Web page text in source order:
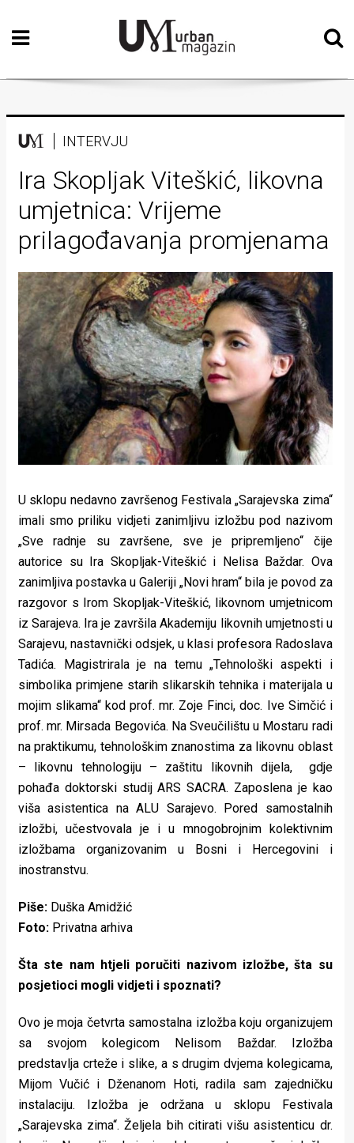
Početna
Vizualne
Teatar
Književnost
Muzika
Film
Intervju
Kolumne
Kultura
Lifestyle
Beauty
Fashion
Zdravlje
Za
stolom
Život
pokretu
Ideje
koje
rade
Urban
Places
Aktivizam
Aktuelnosti
About
Magazin
INTERVJU
Ira Skopljak Viteškić, likovna
umjetnica: Vrijeme
prilagođavanja promjenama
U sklopu nedavno završenog Festivala „Sarajevska zima“
imali smo priliku vidjeti zanimljivu izložbu pod nazivom
„Sve radnje su završene, sve je pripremljeno“ čije
autorice su Ira Skopljak-Viteškić i Nelisa Baždar. Ova
zanimljiva postavka u Galeriji „Novi hram“ bila je povod za
razgovor s Irom Skopljak-Viteškić, likovnom umjetnicom
iz Sarajeva. Ira je završila Akademiju likovnih umjetnosti u
Sarajevu, nastavnički odsjek, u klasi profesora Radoslava
Tadića. Magistrirala je na temu „Tehnološki aspekti i
simbolika primjene starih slikarskih tehnika i materijala u
mojim slikama“ kod prof. mr. Zoje Finci, doc. Ive Simčić i
prof. mr. Mirsada Begovića. Na Sveučilištu u Mostaru radi
na praktikumu, tehnološkim znanostima za likovnu oblast
– likovnu tehnologiju – zaštitu likovnih dijela, gdje
pohađa doktorski studij ARS SACRA. Zaposlena je kao
viša asistentica na ALU Sarajevo. Pored samostalnih
izložbi, učestvovala je i u mnogobrojnim kolektivnim
izložbama organizovanim u Bosni i Hercegovini i
inostranstvu.
Piše: Duška Amidžić
Foto: Privatna arhiva
Šta ste nam htjeli poručiti nazivom izložbe, šta su
posjetioci mogli vidjeti i spoznati?
Ovo je moja četvrta samostalna izložba koju organizujem
sa svojom kolegicom Nelisom Baždar. Izložba
predstavlja crteže i slike, a s drugim dvjema kolegicama,
Mijom Vučić i Dženanom Hoti, radila sam zajedničku
instalaciju. Izložba je održana u sklopu Festivala
„Sarajevska zima“. Željela bih citirati višu asistenticu dr.